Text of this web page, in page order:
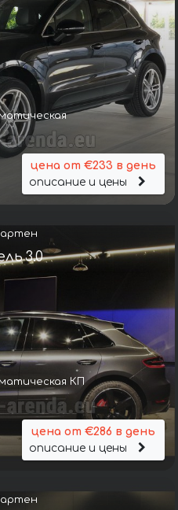
цена от €233 в день
описание и цены
3.0
КП
цена от €286 в день
описание и цены